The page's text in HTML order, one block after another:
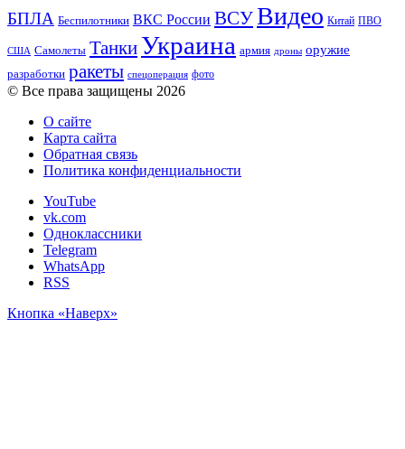
БПЛА Беспилотники ВКС России ВСУВидео Китай ПВО
США Самолеты Танки Украина армия дроны оружие
разработки ракеты спецоперация фото
© Все права защищены 2026
О сайте
Карта сайта
Обратная связь
Политика конфиденциальности
YouTube
vk.com
Одноклассники
Telegram
WhatsApp
RSS
Кнопка «Наверх»